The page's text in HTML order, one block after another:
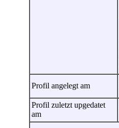
Profil angelegt am
Profil zuletzt upgedatet
am